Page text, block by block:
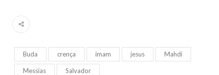
Buda crença imam jesus Mahdi
Messias Salvador